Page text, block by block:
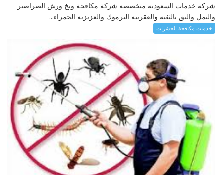
شركة خدمات السعوديه متخصصه شركة مكافحة وبخ ورش الصراصير
والنمل والبق بالثقبه والعقربيه اليرموك والعزيزيه الحمراء...
خدمات مكافحة الحشرات